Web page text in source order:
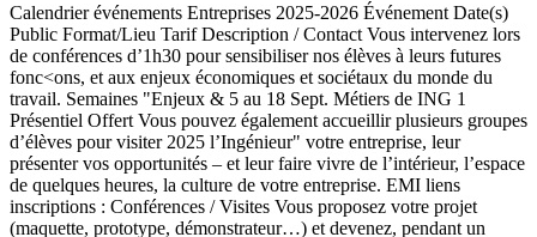
Calendrier événements Entreprises 2025-2026 Événement Date(s)
Public Format/Lieu Tarif Description / Contact Vous intervenez lors
de conférences d’1h30 pour sensibiliser nos élèves à leurs futures
fonc<ons, et aux enjeux économiques et sociétaux du monde du
travail. Semaines "Enjeux & 5 au 18 Sept. Métiers de ING 1
Présentiel Offert Vous pouvez également accueillir plusieurs groupes
d’élèves pour visiter 2025 l’Ingénieur" votre entreprise, leur
présenter vos opportunités – et leur faire vivre de l’intérieur, l’espace
de quelques heures, la culture de votre entreprise. EMI liens
inscriptions : Conférences / Visites Vous proposez votre projet
(maquette, prototype, démonstrateur…) et devenez, pendant un